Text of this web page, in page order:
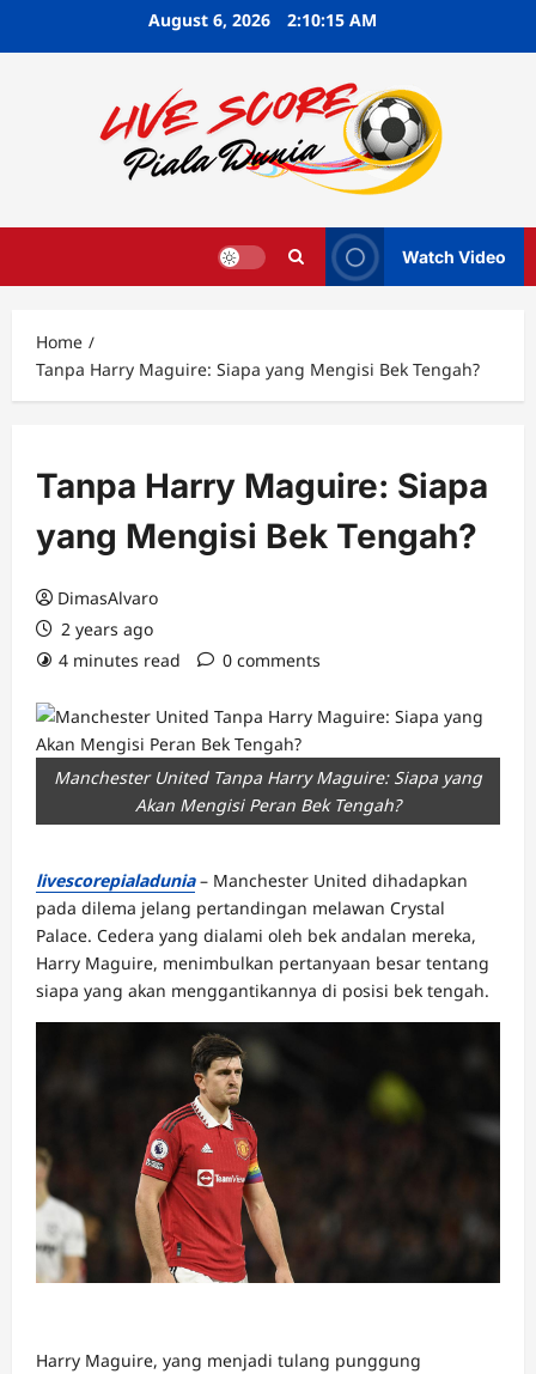
August 6, 2026 2:10:16 AM
Watch Video
Home
Tanpa Harry Maguire: Siapa yang Mengisi Bek Tengah?
Tanpa Harry Maguire: Siapa
yang Mengisi Bek Tengah?
DimasAlvaro
2 years ago
4 minutes read
0 comments
Manchester United Tanpa Harry Maguire: Siapa yang
Akan Mengisi Peran Bek Tengah?
livescorepialadunia– Manchester United dihadapkan
pada dilema jelang pertandingan melawan Crystal
Palace. Cedera yang dialami oleh bek andalan mereka,
Harry Maguire, menimbulkan pertanyaan besar tentang
siapa yang akan menggantikannya di posisi bek tengah.
Harry Maguire, yang menjadi tulang punggung